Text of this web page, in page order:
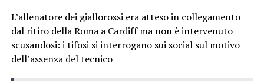
L’allenatore dei giallorossi era atteso in collegamento
dal ritiro della Roma a Cardiff ma non è intervenuto
scusandosi: i tifosi si interrogano sui social sul motivo
dell’assenza del tecnico